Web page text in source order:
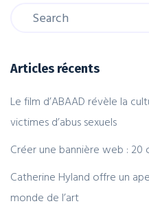
Articles récents
Le film d’ABAAD révèle la
victimes d’abus sexuels
Créer une bannière web : 20
Catherine Hyland offre un
monde de l’art